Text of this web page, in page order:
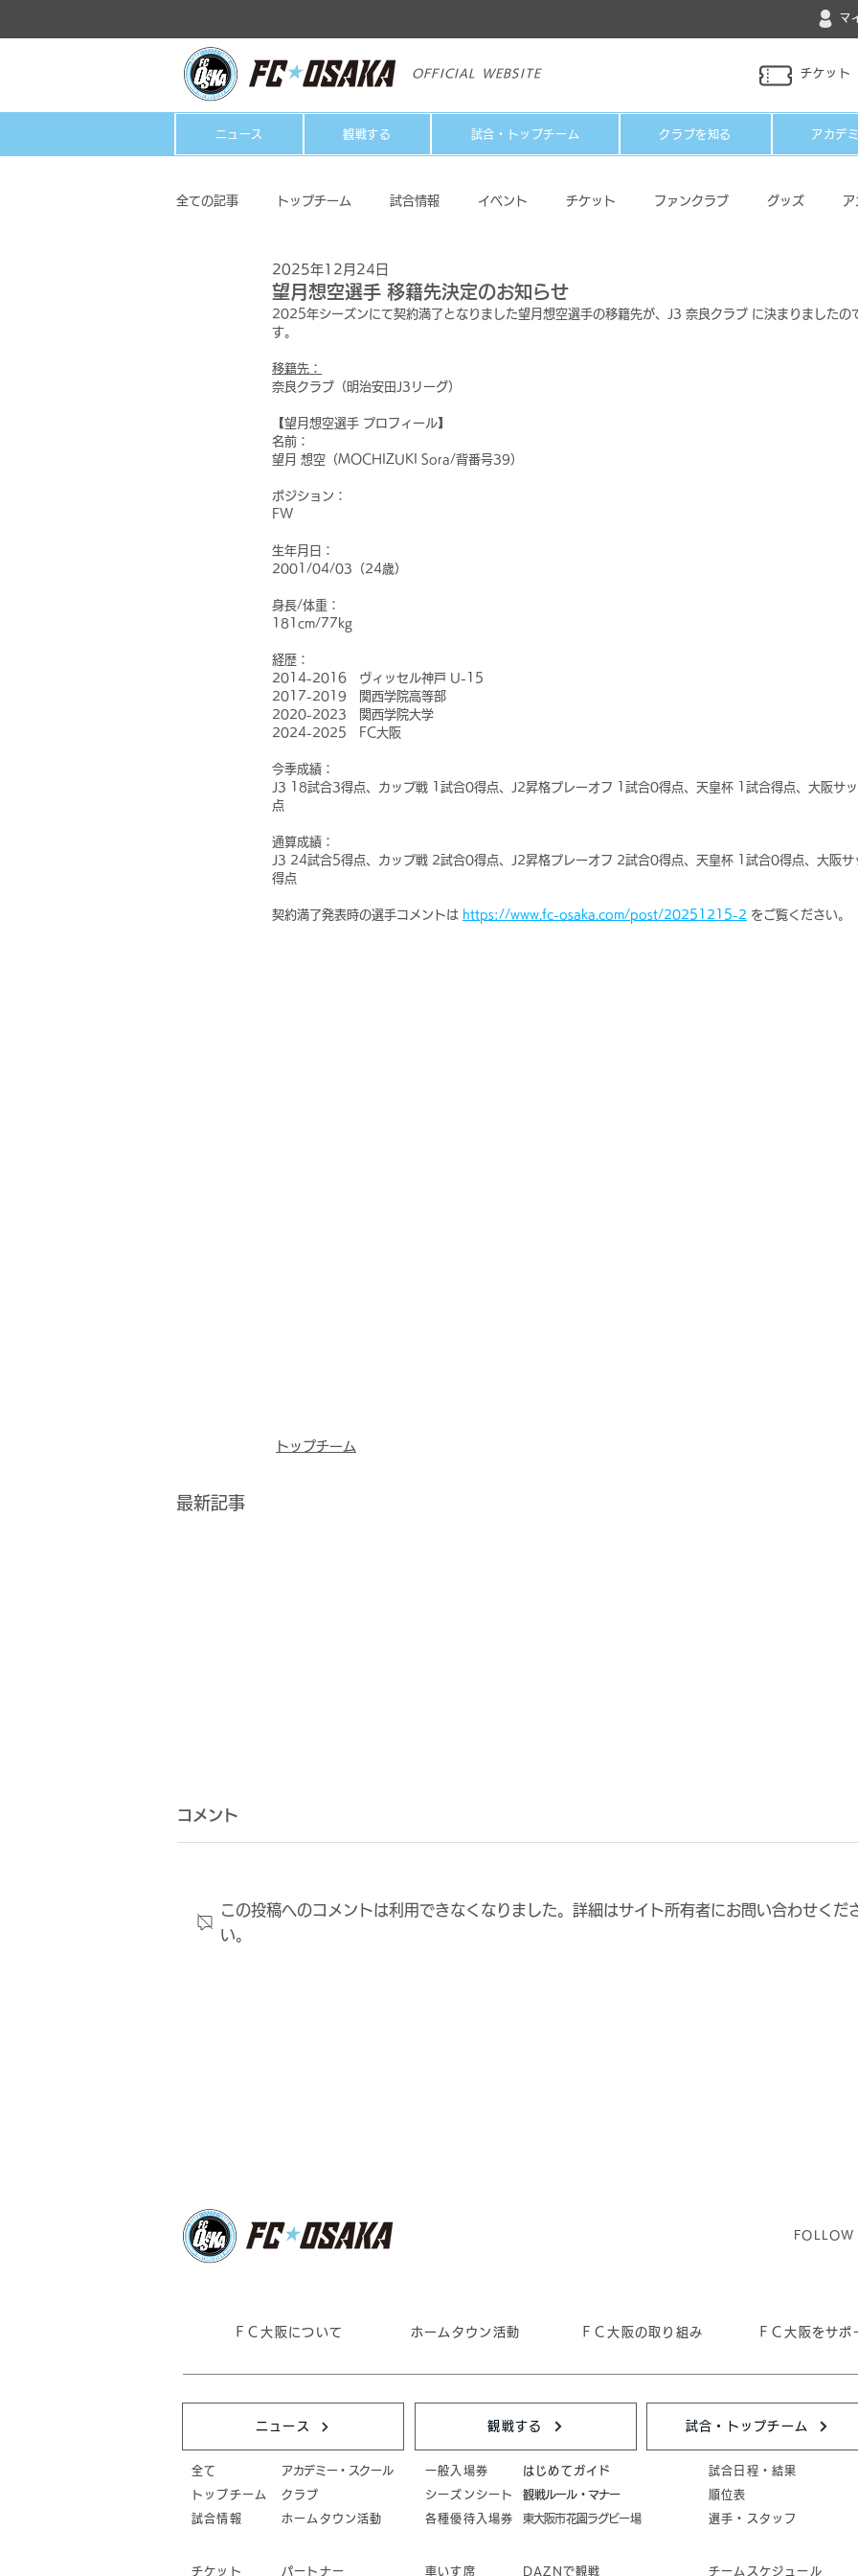
マ
OFFICIAL WEBSITE チケット
ニュース 観戦する 試合・トップチーム クラブを知る アカデ
全ての記事 トップチーム 試合情報 イベント チケット ファンクラブ グッズ ア
ホームタウン活動
望月想空選手 移籍先決定のお知らせ
2025年12月24日
2025年シーズンにて契約満了となりました望月想空選手の移籍先が、J3 奈良クラブ に決まりましたの
す。
移籍先：
奈良クラブ（明治安田J3リーグ）
【望月想空選手 プロフィール】
名前：
望月 想空（MOCHIZUKI Sora/背番号39）
ポジション：
FW
生年月日：
2001/04/03（24歳）
身長/体重：
181cm/77kg
経歴：
2014-2016　ヴィッセル神戸 U-15
2017-2019　関西学院高等部
2020-2023　関西学院大学
2024-2025　FC大阪
今季成績：
J3 18試合3得点、カップ戦 1試合0得点、J2昇格プレーオフ 1試合0得点、天皇杯 1試合得点、大阪サ
点
通算成績：
J3 24試合5得点、カップ戦 2試合0得点、J2昇格プレーオフ 2試合0得点、天皇杯 1試合0得点、大阪サ
得点
契約満了発表時の選手コメントは https://www.fc-osaka.com/post/20251215-2 をご覧ください。
トップチーム
最新記事
コメント
この投稿へのコメントは利用できなくなりました。詳細はサイト所有者にお問い合わせくだ
い。
FOLLOW
ＦＣ大阪について ホームタウン活動 ＦＣ大阪の取り組み ＦＣ大阪をサポ
ニュース
全て
トップチーム
試合情報
アカデミー・スクール
クラブ
ホームタウン活動
チケット パートナー
観戦する 試合・トップチーム
一般入場券
シーズンシート
各種優待入場券
はじめてガイド
​観戦ルール・マナー
東大阪市花園ラグビー場
試合日程・結果
順位表
選手・スタッフ
車いす席 DAZNで観戦 チームスケジュール